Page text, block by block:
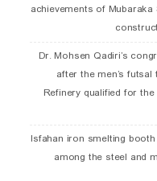
achievements of
Dr. Mohsen Qadiri’s
after the men’s
Refinery qualified for
Isfahan iron smelting
among the steel and